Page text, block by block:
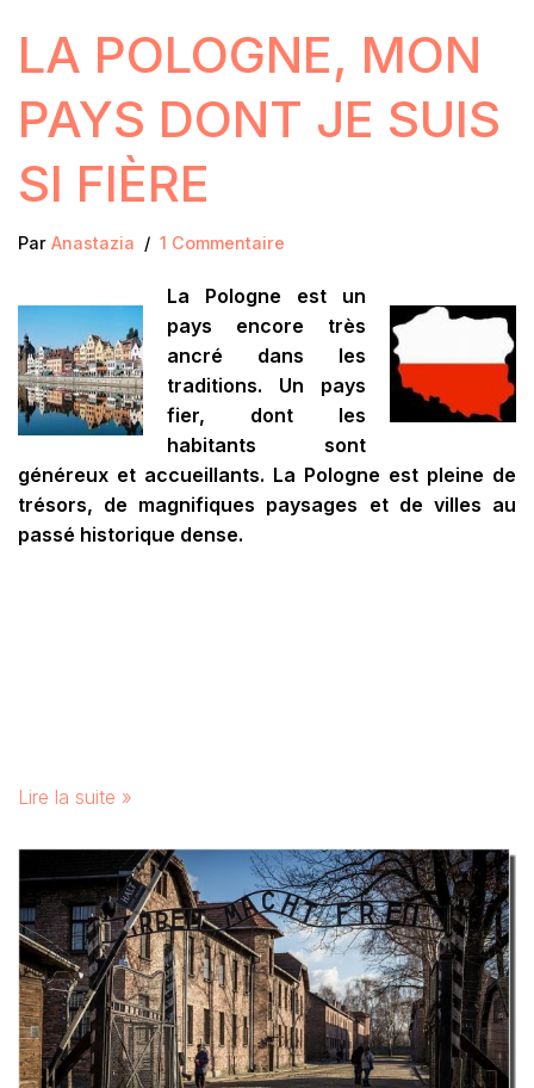
LA POLOGNE, MON
PAYS DONT JE SUIS
SI FIÈRE
Par Anastazia 1 Commentaire
La Pologne est un
pays encore très
ancré dans les
traditions. Un pays
fier, dont les
habitants sont
généreux et accueillants. La Pologne est pleine de
trésors, de magnifiques paysages et de villes au
passé historique dense.
Lire la suite »